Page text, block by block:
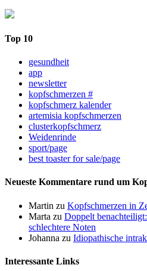
Top 10
gesundheit
app
newsletter
kopfschmerzen #
kopfschmerz kalender
artemisia kopfschmerzen
clusterkopfschmerz
Weidenrinde
sport/page
best toaster for sale/page
Neueste Kommentare rund um
Martin zu Kopfschmerzen in
Marta zu Doppelt
schlechtere Noten
Johanna zu Idiopathische
Interessante Links